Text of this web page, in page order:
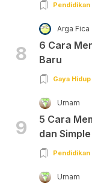
Pendidikan
8
Arga Fica
6 Cara
Baru
Gaya Hidup
9
Umam
5 Cara
dan
Pendidikan
Umam